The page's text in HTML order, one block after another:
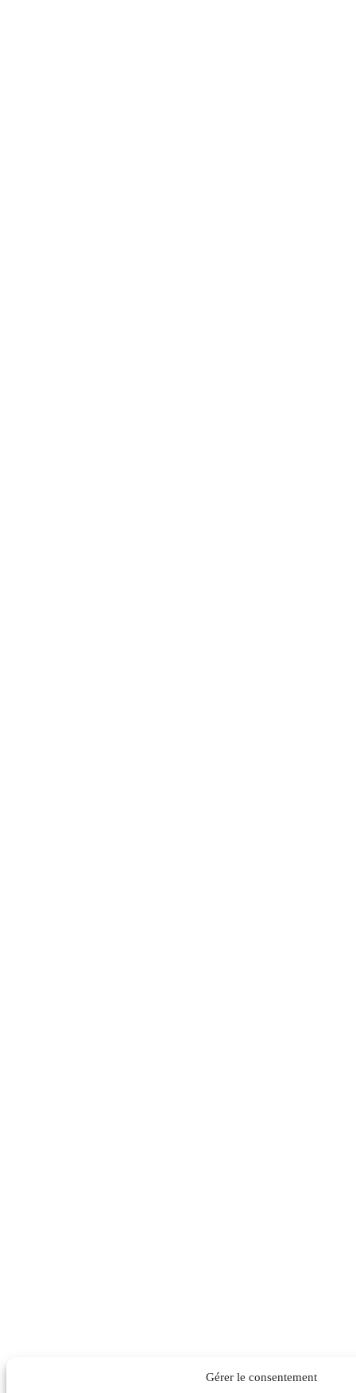
Gérer le consentement